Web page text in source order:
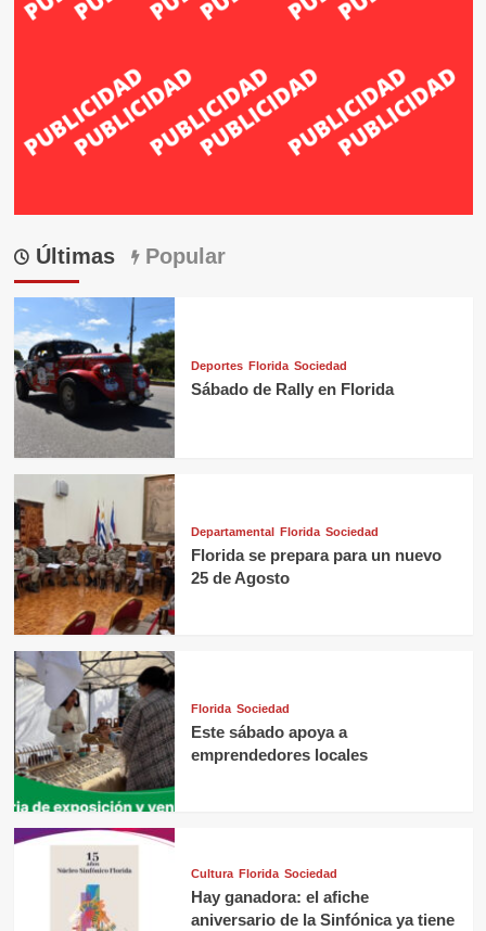
Últimas Popular
Deportes Florida Sociedad
Sábado de Rally en Florida
Departamental Florida Sociedad
Florida se prepara para un nuevo
25 de Agosto
Florida Sociedad
Este sábado apoya a
emprendedores locales
Cultura Florida Sociedad
Hay ganadora: el afiche
aniversario de la Sinfónica ya tiene